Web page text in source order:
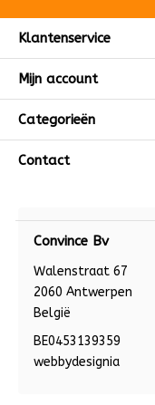
Klantenservice
Mijn account
Categorieën
Contact
Convince Bv
Walenstraat 67
2060 Antwerpen
België
BE0453139359
webbydesignia